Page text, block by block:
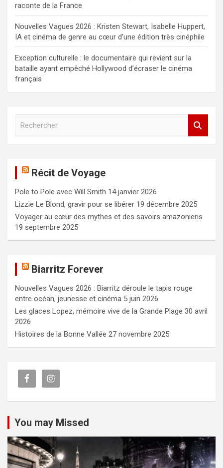
raconte de la France
Nouvelles Vagues 2026 : Kristen Stewart, Isabelle Huppert,
IA et cinéma de genre au cœur d’une édition très cinéphile
Exception culturelle : le documentaire qui revient sur la
bataille ayant empêché Hollywood d’écraser le cinéma
français
c
h
e
r
Récit de Voyage
Pole to Pole avec Will Smith 14 janvier 2026
Lizzie Le Blond, gravir pour se libérer 19 décembre 2025
Voyager au cœur des mythes et des savoirs amazoniens
19 septembre 2025
Biarritz Forever
Nouvelles Vagues 2026 : Biarritz déroule le tapis rouge
entre océan, jeunesse et cinéma 5 juin 2026
Les glaces Lopez, mémoire vive de la Grande Plage 30 avril
2026
Histoires de la Bonne Vallée 27 novembre 2025
You may Missed